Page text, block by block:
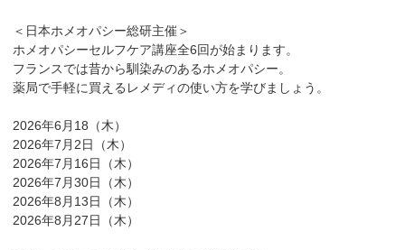
＜日本ホメオパシー総研主催＞
ホメオパシーセルフケア講座全6回が始まります。
フランスでは昔から馴染みのあるホメオパシー。
薬局で手軽に買えるレメディの使い方を学びましょう。
2026年6月18（木）
2026年7月2日（木）
2026年7月16日（木）
2026年7月30日（木）
2026年8月13日（木）
2026年8月27日（木）